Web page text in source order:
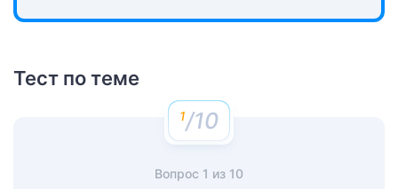
Тест по теме
/10
Вопрос 1 из 10